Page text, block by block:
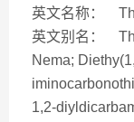
英文名称：
英文别名：
Nema;
1,2-